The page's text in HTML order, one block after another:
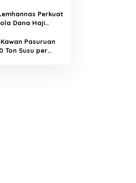
Perkuat
Dana Haji
Kawan Pasuruan
Ton Susu per